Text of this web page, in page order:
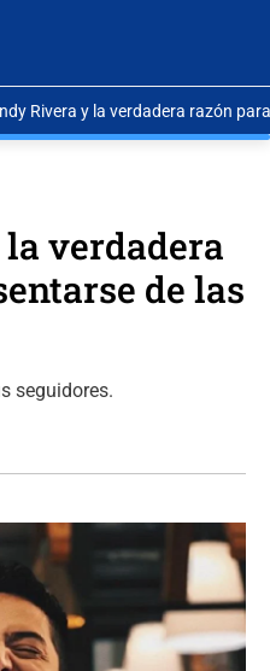
Rivera y la verdadera razón
verdadera
de las
seguidores.